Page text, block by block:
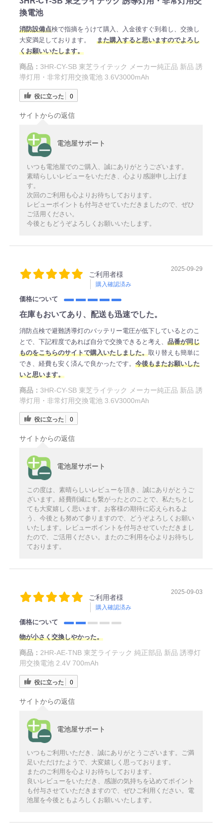
換電池
消防設備点検で指摘をうけて購入、入金後すぐ到着し、交換し
大変満足しております。 また購入すると思いますのでよろし
くお願いいたします。
商品： 3HR-CY-SB 東芝ライテック メーカー純正品 新品 誘
導灯用・非常灯用交換電池 3.6V3000mAh
役に立った 0
サイトからの返信
電池屋サポート
いつも電池屋でのご購入、誠にありがとうございます。
素晴らしいレビューをいただき、心より感謝申し上げま
す。
次回のご利用も心よりお待ちしております。
レビューポイントも付与させていただきましたので、ぜひ
ご活用ください。
今後ともどうぞよろしくお願いいたします。
ご利用者様
購入確認済み
2025-09-29
価格について
在庫もおいてあり、配送も迅速でした。
消防点検で避難誘導灯のバッテリー電圧が低下しているとのこ
とで、下記程度であれば自分で交換できると考え、 品番が同じ
ものをこちらのサイトで購入いたしました。取り替えも簡単に
でき、経費も安く済んで良かったです。 今後もまたお願いした
いと思います。
商品： 3HR-CY-SB 東芝ライテック メーカー純正品 新品 誘
導灯用・非常灯用交換電池 3.6V3000mAh
役に立った 0
サイトからの返信
電池屋サポート
この度は、素晴らしいレビューを頂き、誠にありがとうご
ざいます。経費削減にも繋がったとのことで、私たちとし
ても大変嬉しく思います。お客様の期待に応えられるよ
う、今後とも努めて参りますので、どうぞよろしくお願い
いたします。レビューポイントを付与させていただきまし
たので、ご活用ください。またのご利用を心よりお待ちし
ております。
ご利用者様
購入確認済み
2025-09-03
価格について
物が小さく交換しやかった。
商品： 2HR-AE-TNB 東芝ライテック 純正部品 新品 誘導灯
用交換電池 2.4V 700mAh
役に立った 0
サイトからの返信
電池屋サポート
いつもご利用いただき、誠にありがとうございます。ご満
足いただけたようで、大変嬉しく思っております。
またのご利用を心よりお待ちしております。
良いレビューをいただき、感謝の気持ちを込めてポイント
も付与させていただきますので、ぜひご利用ください。電
池屋を今後ともよろしくお願いいたします。